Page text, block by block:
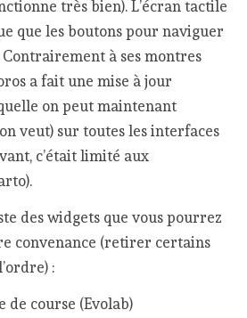
très bien). L’écran tactile
que les boutons pour naviguer
à ses montres
a fait une mise à jour
on peut maintenant
veut) sur toutes les interfaces
c’était limité aux
des widgets que vous pourrez
convenance (retirer certains
:
de course (Evolab)